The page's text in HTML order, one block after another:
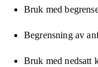
Bruk med
Begrensning av
Bruk med nedsatt